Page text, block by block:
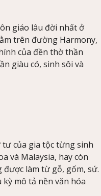
giáo lâu đời nhất ở
trên đường Harmony,
của đền thờ thần
giàu có, sinh sôi và
của gia tộc từng sinh
và Malaysia, hay còn
làm từ gỗ, gốm, sứ.
mô tả nền văn hóa